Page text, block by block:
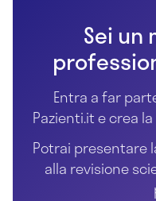
Sei un
Entra a far
Pazienti.it e crea
Potrai presentare
alla revisione